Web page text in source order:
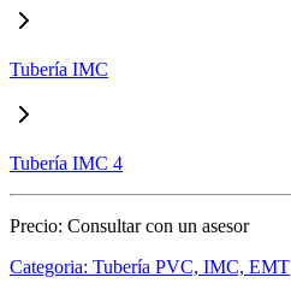
Tubería IMC
Tubería IMC 4
Precio: Consultar con un asesor
Categoria: Tubería PVC, IMC, EMT